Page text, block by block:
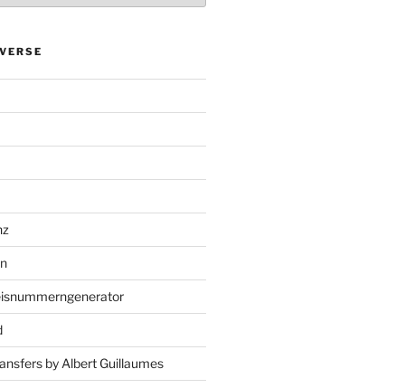
by Albert Guillaumes